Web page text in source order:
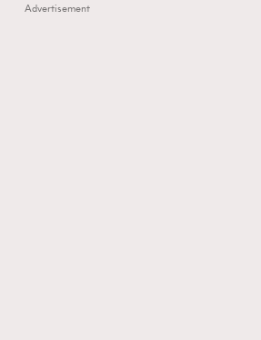
Advertisement